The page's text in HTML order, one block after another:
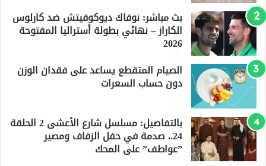
بث مباشر: نوفاك ديوكوفيتش ضد كارلوس
الكاراز – نهائي بطولة أستراليا المفتوحة
2026
الصيام المتقطع يساعد على فقدان الوزن
دون حساب السعرات
بالتفاصيل: مسلسل شارع الأعشى 2 الحلقة
24.. صدمة في حفل الزفاف ومصير
”عواطف” على المحك